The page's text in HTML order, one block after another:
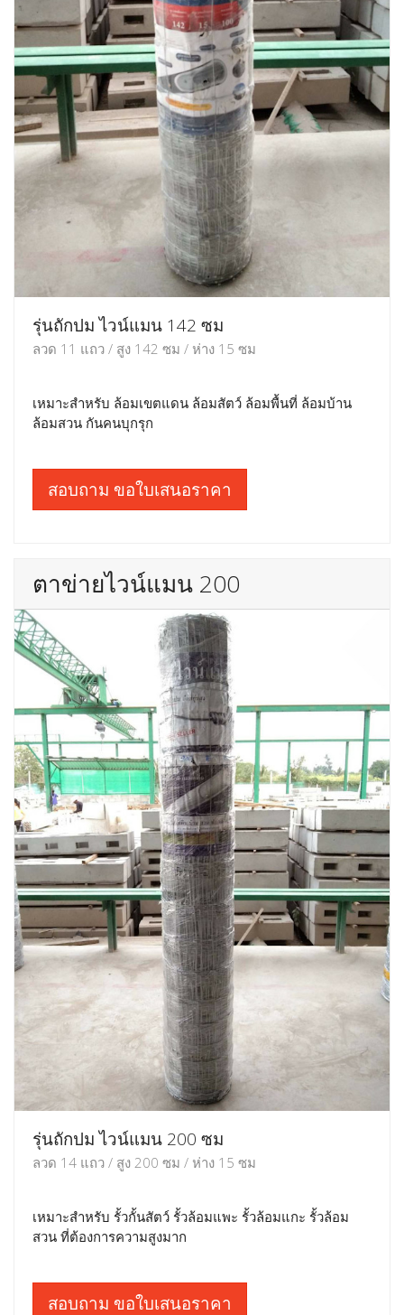
รุ่นถักปม ไวน์แมน 142 ซม
ลวด 11 แถว / สูง 142 ซม / ห่าง 15 ซม
เหมาะสำหรับ ล้อมเขตแดน ล้อมสัตว์ ล้อมพื้นที่ ล้อมบ้าน
ล้อมสวน กันคนบุกรุก
สอบถาม ขอใบเสนอราคา
ตาข่ายไวน์แมน 200
รุ่นถักปม ไวน์แมน 200 ซม
ลวด 14 แถว / สูง 200 ซม / ห่าง 15 ซม
เหมาะสำหรับ รั้วกั้นสัตว์ รั้วล้อมแพะ รั้วล้อมแกะ รั้วล้อม
สวน ที่ต้องการความสูงมาก
สอบถาม ขอใบเสนอราคา